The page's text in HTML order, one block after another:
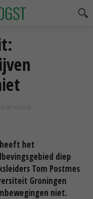
OM 14:16
het
diep
Tom Postmes
Groningen
niet.